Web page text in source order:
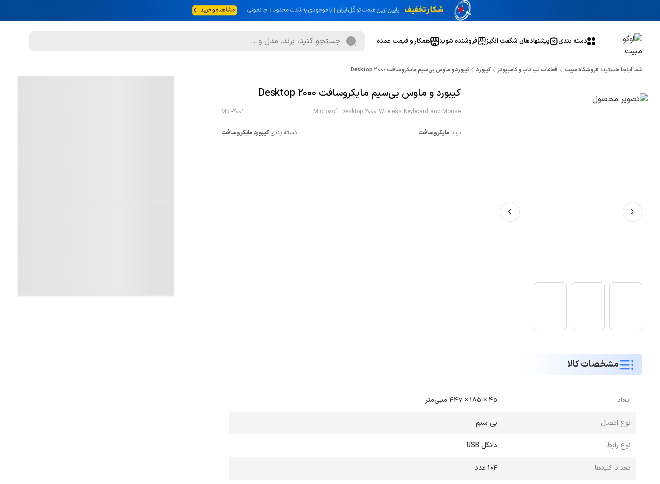
دسته بندی پیشنهاد‌های شگفت انگیز فروشنده شوید همکار و قیمت عمده
شما اینجا هستید: فروشگاه مبیت قطعات لپ تاپ و کامپیوتر کیبورد کیبورد و ماوس بی‌سیم مایکروسافت Desktop 2000
کیبورد و ماوس بی‌سیم مایکروسافت Desktop 2000
Microsoft Desktop 2000 Wireless Keyboard and Mouse
Mbt-2001
برند:مایکروسافت دسته بندی:کیبورد مایکروسافت
مشخصات کالا
ابعاد 45 × 185 × 447 میلی‌متر
نوع اتصال بی سیم
نوع رابط دانگل USB
تعداد کلیدها 104 عدد